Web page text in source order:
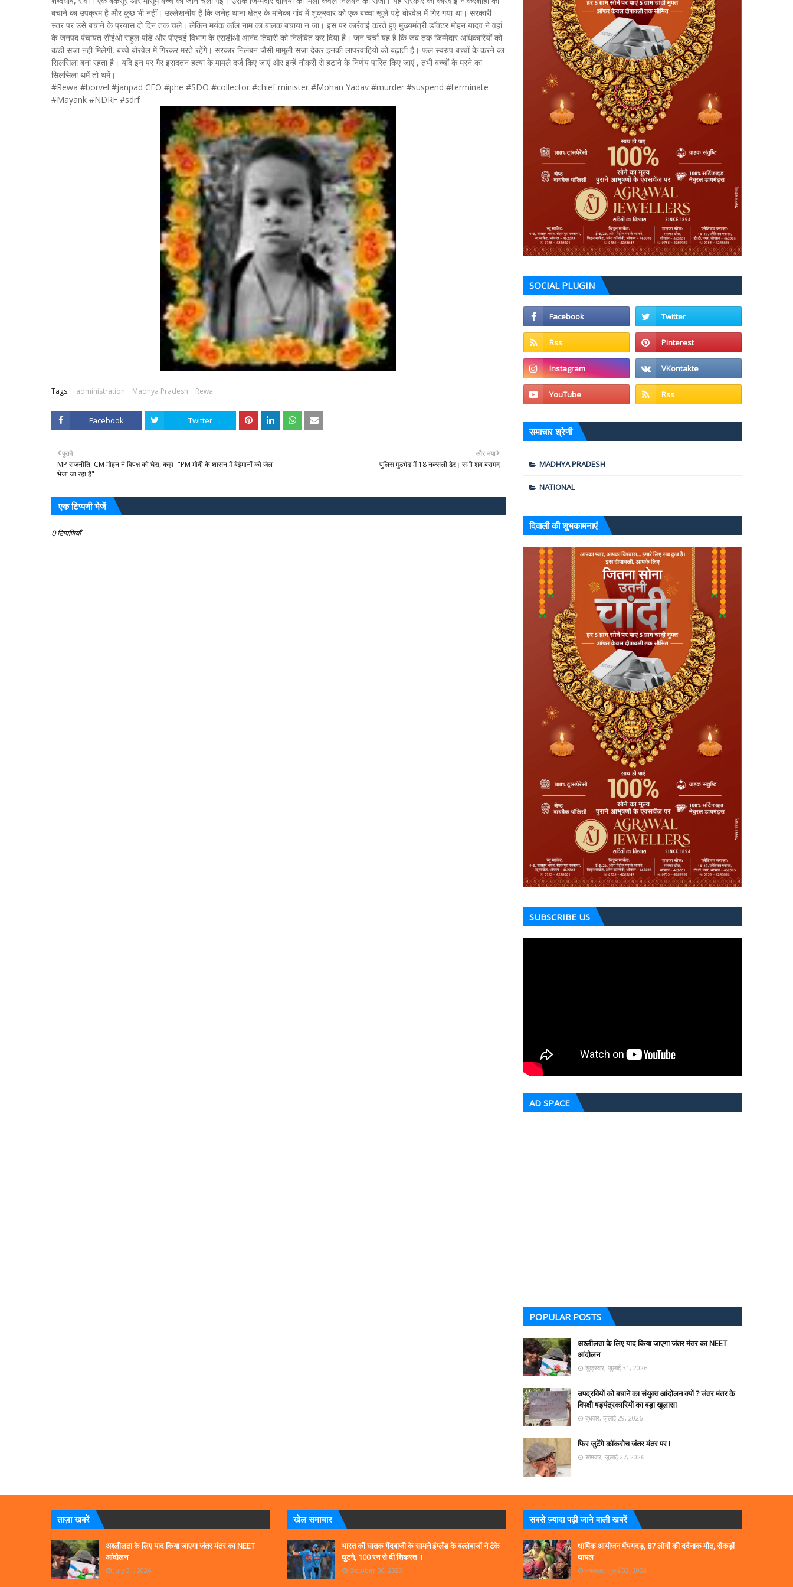
बचाने का उपक्रम है और कुछ भी नहीं। उल्लेखनीय है कि जनेह थाना क्षेत्र के मनिका गांव में शुक्रवार को एक बच्चा खुले पड़े बोरवेल में गिर गया था। सरकारी
स्तर पर उसे बचाने के प्रयास दो दिन तक चले। लेकिन मयंक कॉल नाम का बालक बचाया न जा। इस पर कार्रवाई करते हुए मुख्यमंत्री डॉक्टर मोहन यादव ने वहां
के जनपद पंचायत सीईओ राहुल पांडे और पीएचई विभाग के एसडीओ आनंद तिवारी को निलंबित कर दिया है। जन चर्चा यह है कि जब तक जिम्मेदार अधिकारियों को
कड़ी सजा नहीं मिलेगी, बच्चे बोरवेल में गिरकर मरते रहेंगे। सरकार निलंबन जैसी मामूली सजा देकर इनकी लापरवाहियों को बढ़ाती है। फल स्वरुप बच्चों के करने का
सिलसिला बना रहता है। यदि इन पर गैर इरादतन हत्या के मामले दर्ज किए जाएं और इन्हें नौकरी से हटाने के निर्णय पारित किए जाएं , तभी बच्चों के मरने का
सिलसिला थमें तो थमें।
#Rewa #borvel #janpad CEO #phe #SDO #collector #chief minister #Mohan Yadav #murder #suspend #terminate
#Mayank #NDRF #sdrf
Tags: administration Madhya Pradesh Rewa
Facebook Twitter
और नया
पुलिस मुठभेड़ में 18 नक्सली ढेर। सभी शव बरामद
पुराने
MP राजनीति: CM मोहन ने विपक्ष को घेरा, कहा- "PM मोदी के शासन में बेईमानों को जेल
भेजा जा रहा है"
एक टिप्पणी भेजें
0 टिप्पणियाँ
SOCIAL PLUGIN
समाचार श्रेणी
MADHYA PRADESH
NATIONAL
दिवाली की शुभकामनाएं
SUBSCRIBE US
AD SPACE
POPULAR POSTS
अश्लीलता के लिए याद किया जाएगा जंतर मंतर का NEET
आंदोलन
शुक्रवार, जुलाई 31, 2026
उपद्रवियों को बचाने का संयुक्त आंदोलन क्यों ? जंतर मंतर के
विपक्षी षड्यंत्रकारियों का बड़ा खुलासा
बुधवार, जुलाई 29, 2026
फिर जुटेंगे कॉकरोच जंतर मंतर पर !
सोमवार, जुलाई 27, 2026
ताज़ा खबरें
अश्लीलता के लिए याद किया जाएगा जंतर मंतर का NEET
आंदोलन
July 31, 2026
खेल समाचार
भारत की घातक गेंदबाजी के सामने इंग्लैंड के बल्लेबाजों ने टेके
घुटने, 100 रन से दी शिकस्त ।
October 30, 2023
सबसे ज्‍़यादा पढ़ी जाने वाली खबरें
धार्मिक आयोजन मेंभगदड़, 87 लोगों की दर्दनाक मौत, सैकड़ों
घायल
मंगलवार, जुलाई 02, 2024